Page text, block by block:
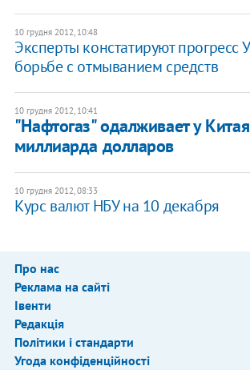
10 грудня 2012, 10:48
Эксперты констатируют прогресс
борьбе с отмыванием средств
10 грудня 2012, 10:41
"Нафтогаз" одалживает у
миллиарда долларов
10 грудня 2012, 08:33
Курс валют НБУ на 10 декабря
Про нас
Реклама на сайті
Івенти
Редакція
Політики і стандарти
Угода конфіденційності